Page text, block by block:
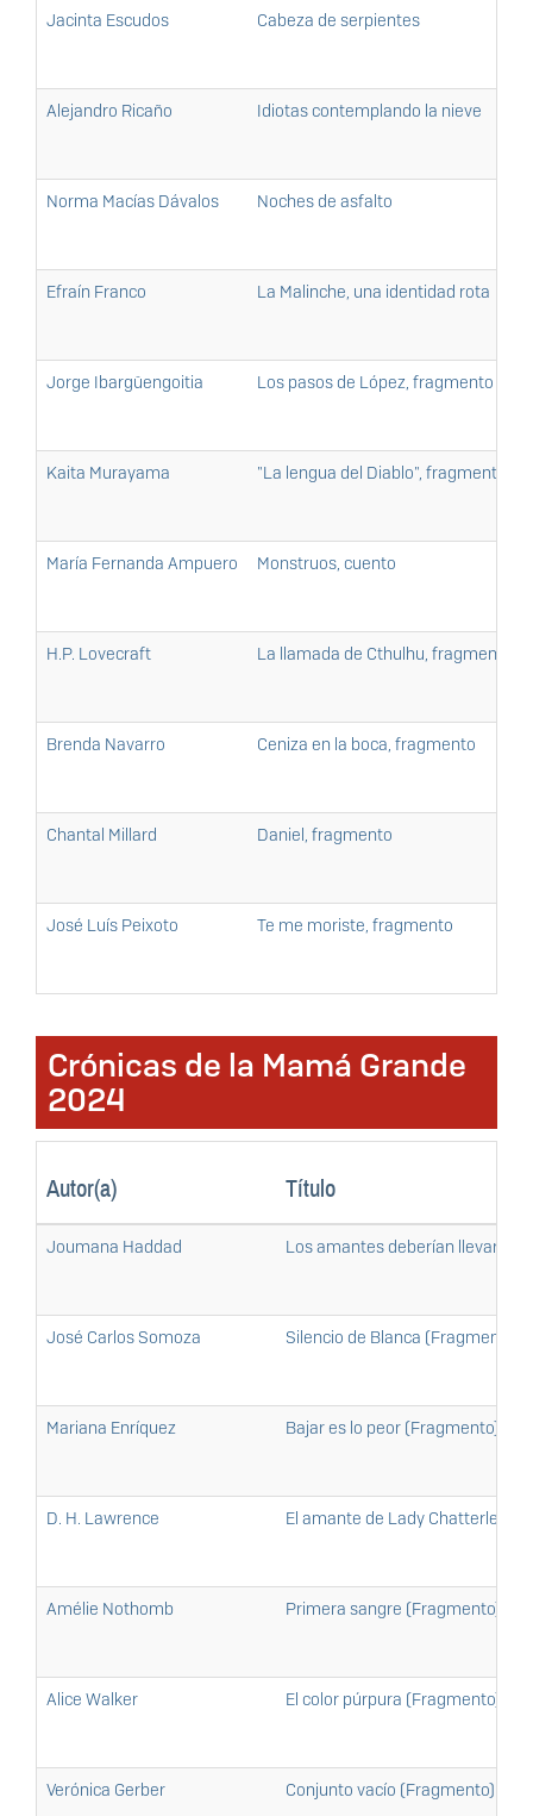
Jacinta Escudos Cabeza de serpientes
Alejandro Ricaño Idiotas contemplando la nieve
Norma Macías Dávalos Noches de asfalto
Efraín Franco La Malinche, una identidad rota
Jorge Ibargüengoitia Los pasos de López, fragmento
Kaita Murayama "La lengua del Diablo", fragmento
María Fernanda Ampuero Monstruos, cuento
H.P. Lovecraft La llamada de Cthulhu, fragmento
Brenda Navarro Ceniza en la boca, fragmento
Chantal Millard Daniel, fragmento
José Luís Peixoto Te me moriste, fragmento
Crónicas de la Mamá Grande
2024
Autor(a) Título
Joumana Haddad Los amantes deberían llevar
José Carlos Somoza Silencio de Blanca (Fragmento)
Mariana Enríquez Bajar es lo peor (Fragmento)
D. H. Lawrence El amante de Lady Chatterley
Amélie Nothomb Primera sangre (Fragmento)
Alice Walker El color púrpura (Fragmento)
Verónica Gerber Conjunto vacío (Fragmento)